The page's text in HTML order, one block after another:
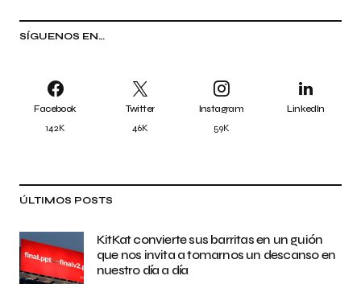
SÍGUENOS EN…
Facebook
142K
Twitter
46K
Instagram
59K
LinkedIn
ÚLTIMOS POSTS
KitKat convierte sus barritas en un guión
que nos invita a tomarnos un descanso en
nuestro día a día